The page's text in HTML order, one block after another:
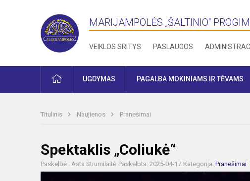
MARIJAMPOLĖS „ŠALTINIO“
VEIKLOS SRITYS PASLAUGOS
PRADŽIAUGDYMAS PAGALBA MOKINIAMS IR TĖVAMS
Titulinis Naujienos Pranešimai
Spektaklis „Coliukė“
Paskelbė : Asta Strumilaitė Paskelbta: 2025-04-17 Kategorija: Pranešimai